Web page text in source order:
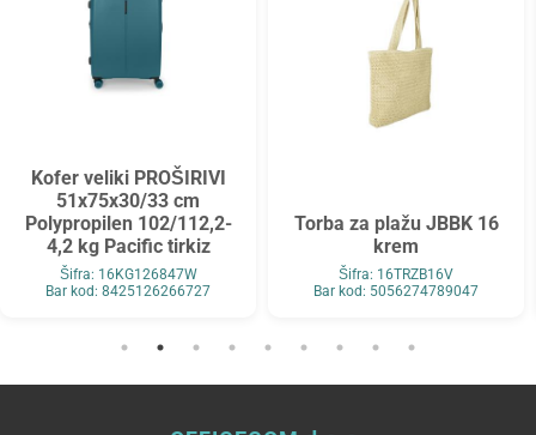
Kofer veliki PROŠIRIVI
51x75x30/33 cm
Polypropilen 102/112,2-
4,2 kg Pacific tirkiz
Šifra: 16KG126847W
Bar kod: 8425126266727
Torba za plažu JBBK 16
krem
Šifra: 16TRZB16V
Bar kod: 5056274789047